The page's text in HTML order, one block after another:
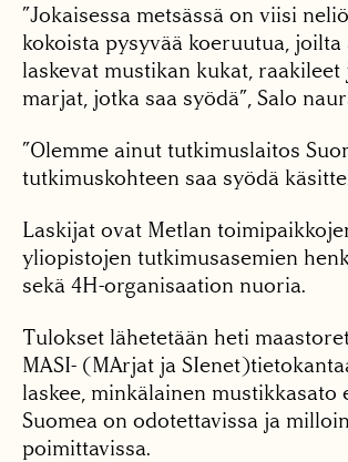
”Jokaisessa metsässä on viisi
kokoista pysyvää koeruutua, joilta
laskevat mustikan kukat, raakileet
marjat, jotka saa syödä”, Salo
”Olemme ainut tutkimuslaitos
tutkimuskohteen saa syödä
Laskijat ovat Metlan
yliopistojen tutkimusasemien
sekä 4H-organisaation nuoria.
Tulokset lähetetään heti
MASI- (MArjat ja
laskee, minkälainen mustikkasato
Suomea on odotettavissa ja
poimittavissa.